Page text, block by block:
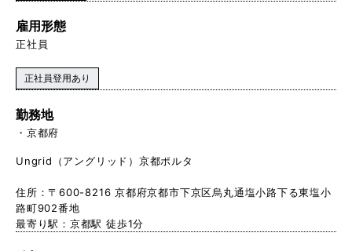
雇用形態
正社員
正社員登用あり
勤務地
京都府
Ungrid（アングリッド）京都ポルタ
住所：〒600-8216 京都府京都市下京区烏丸通塩小路下る東塩小
路町902番地
最寄り駅：京都駅 徒歩1分